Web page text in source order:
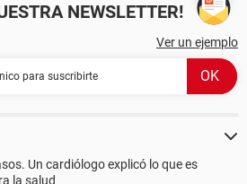
NEWSLETTER!
Ver un ejemplo
Un cardiólogo explicó lo que es
la salud